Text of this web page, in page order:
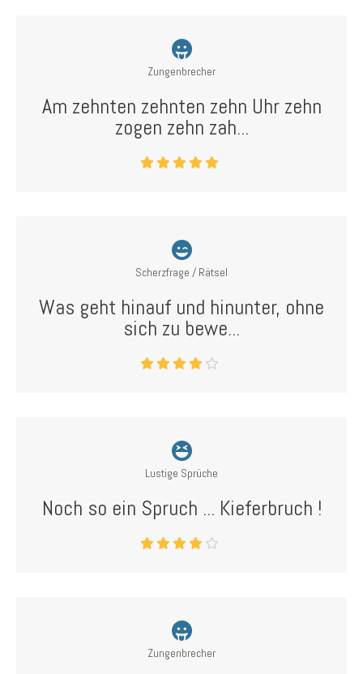
Zungenbrecher
Am zehnten zehnten zehn Uhr zehn
zogen zehn zah...
Scherzfrage / Rätsel
Was geht hinauf und hinunter, ohne
sich zu bewe...
Lustige Sprüche
Noch so ein Spruch ... Kieferbruch !
Zungenbrecher